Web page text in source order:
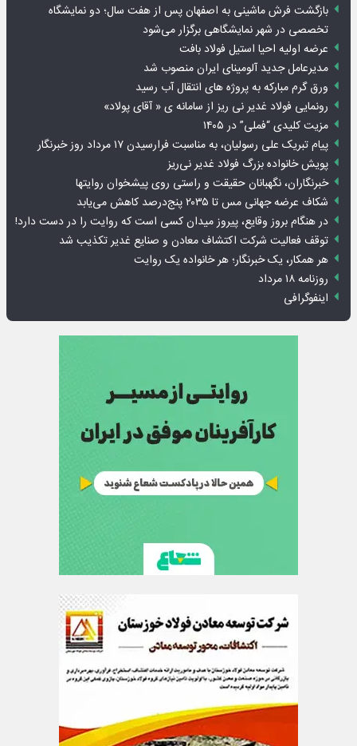
بازگشت فرش ماشینی به اصفهان پس از هفت سال؛ دو نمایشگاه
تخصصی در شهر نمایشگاهی برگزار می‌شود
عرضه اولیه احیا استیل فولاد بافت
مدیرعامل جدید آلومینای ایران منصوب شد
ورق گرم مبارکه به پروژه های انتقال آب رسید
رونمایی فولاد غدیر نی ریز از سامانه ی « آقای پولاد»
مزیت کلیدی “فملی” در ۱۴۰۵
پیام تبریک علی رسولیان، به مناسبت فرارسیدن ۱۷ مرداد روز خبرنگار
پویش خانواده بزرگ فولاد غدیر نی‌ریز
خبرنگاران، نگهبانان حقیقت و راستی روی پیشخوان روایت­ها
شکاف عرضه جهانی مس تا ۲۰۳۵ پنج‌درصد کاهش می‌یابد
در هنگام بروز وقایع، پیروز میدان کسی است که روایت را در دست دارد!
توقف فعالیت شرکت اکتشاف معادن و صنایع غدیر تکذیب شد
هر همکار، یک خبرنگار؛ هر خانواده یک روایت
روزنامه ۱۸ مرداد
اینفوگرافی